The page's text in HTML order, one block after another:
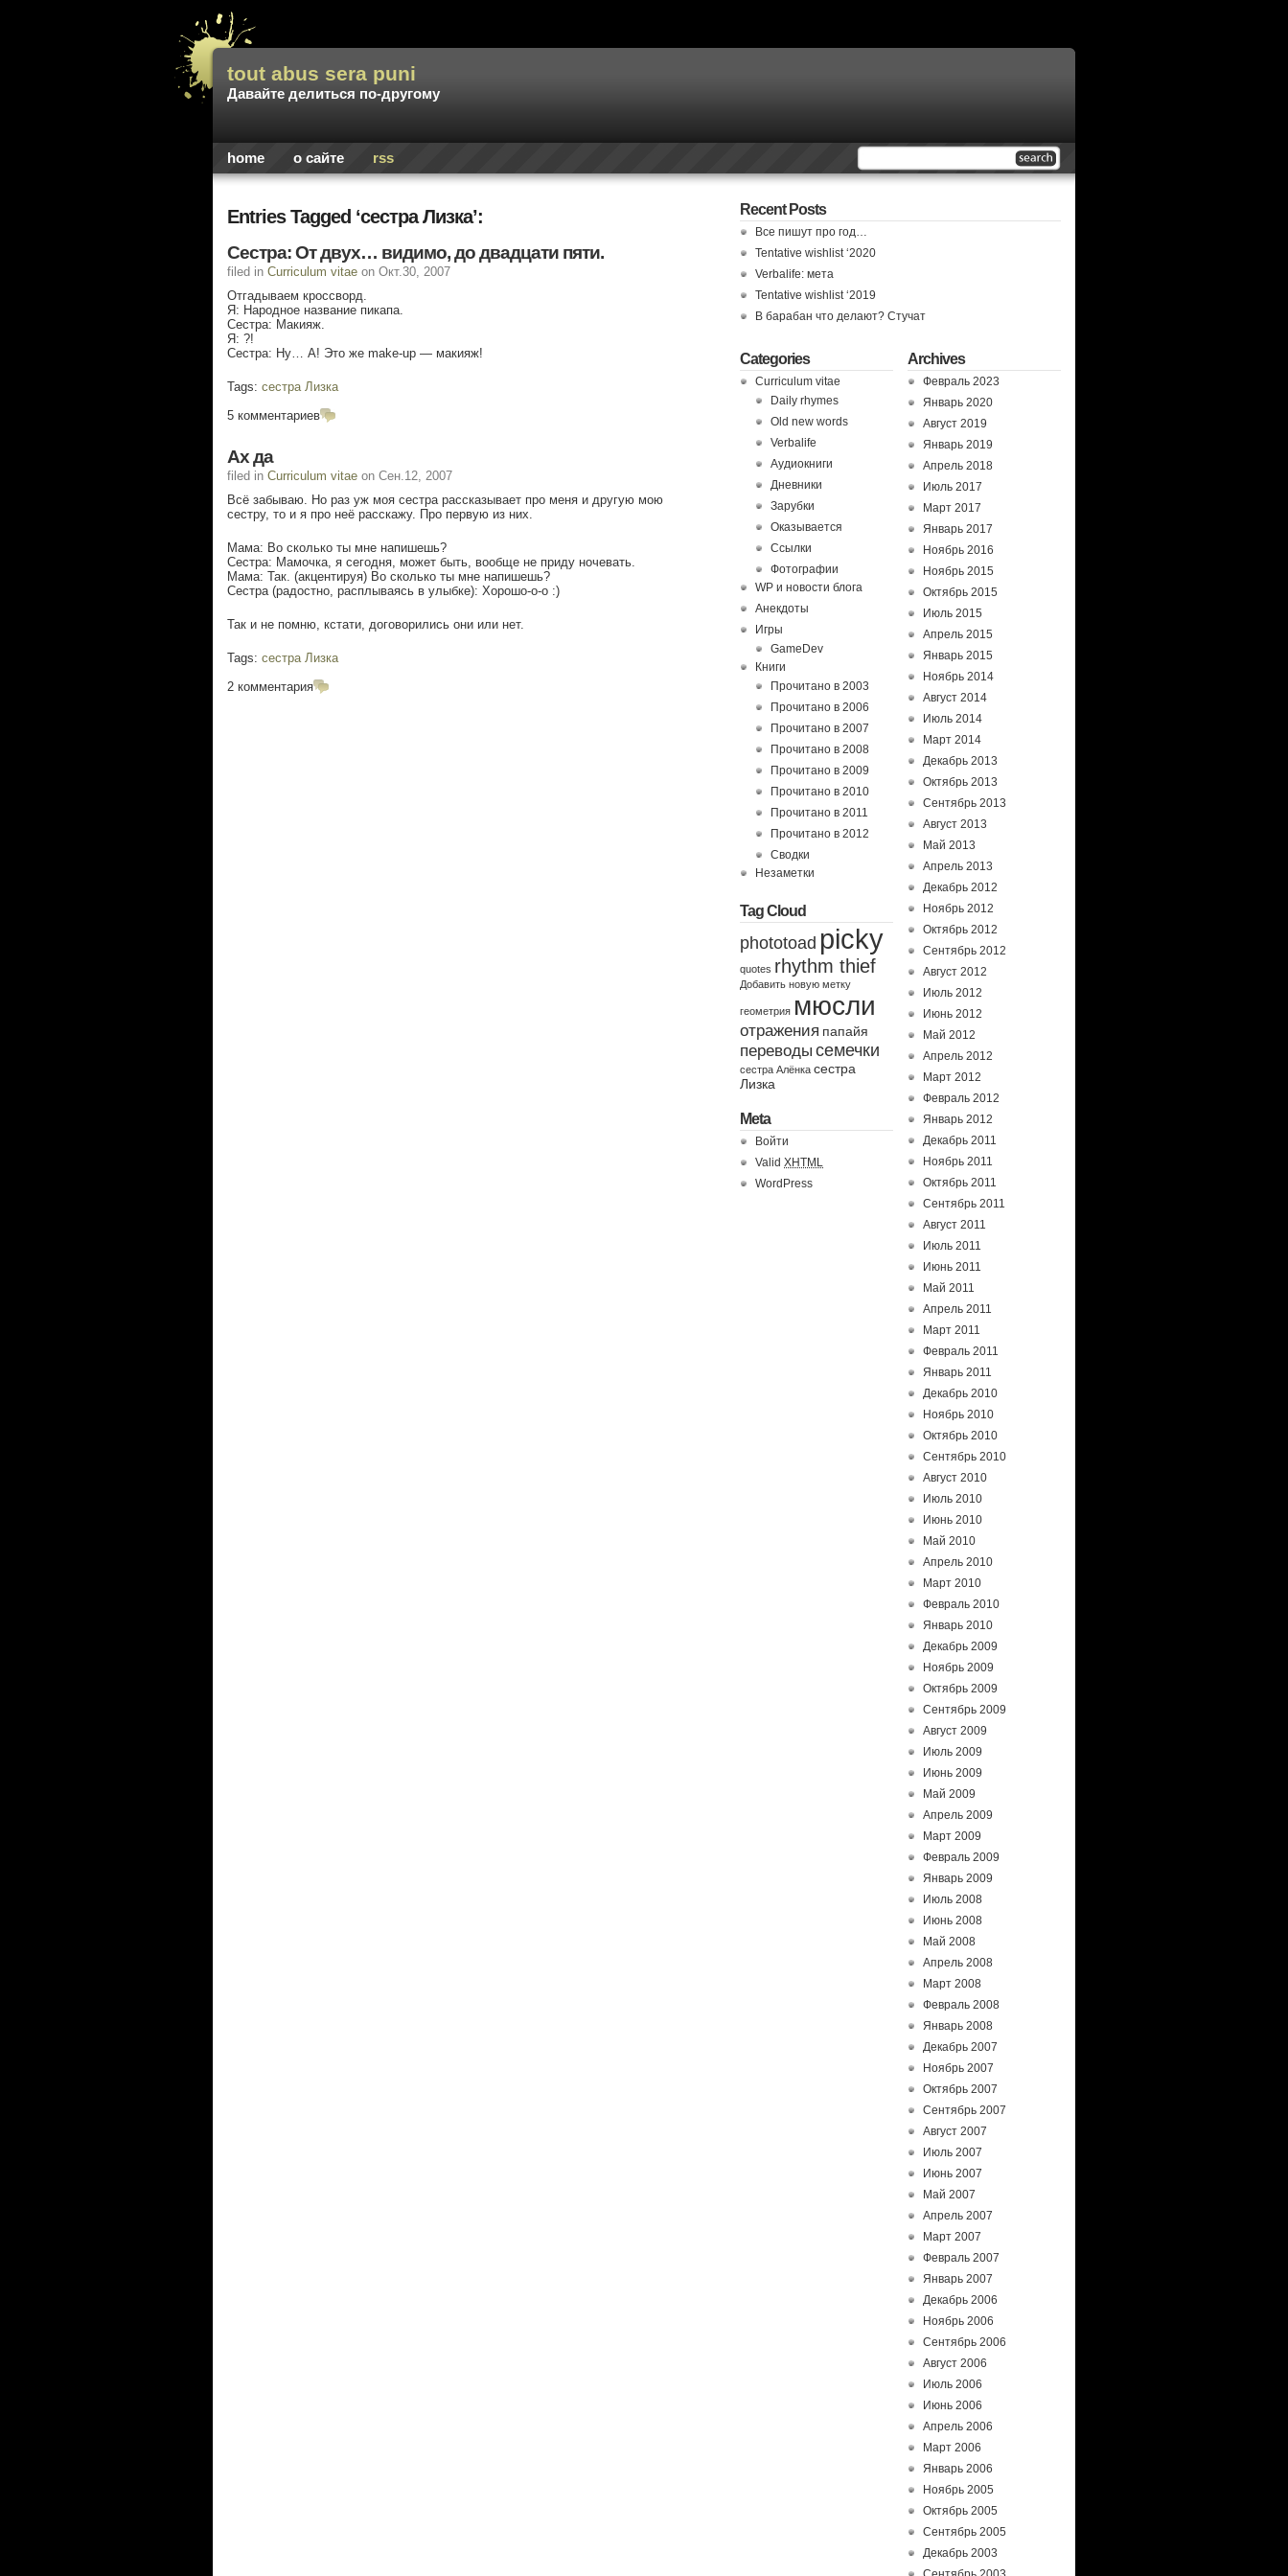
tout abus sera puni
Давайте делиться по-другому
home о сайте rss
Entries Tagged ‘сестра Лизка’:
Сестра: От двух… видимо, до двадцати пяти.
filed in Curriculum vitae on Окт.30, 2007
Отгадываем кроссворд.
Я: Народное название пикапа.
Сестра: Макияж.
Я: ?!
Сестра: Ну… А! Это же make-up — макияж!
Tags: сестра Лизка
5 комментариев
Ах да
filed in Curriculum vitae on Сен.12, 2007
Всё забываю. Но раз уж моя сестра рассказывает про меня и другую мою
сестру, то и я про неё расскажу. Про первую из них.
Мама: Во сколько ты мне напишешь?
Сестра: Мамочка, я сегодня, может быть, вообще не приду ночевать.
Мама: Так. (акцентируя) Во сколько ты мне напишешь?
Сестра (радостно, расплываясь в улыбке): Хорошо-о-о :)
Так и не помню, кстати, договорились они или нет.
Tags: сестра Лизка
2 комментария
Recent Posts
Все пишут про год…
Tentative wishlist ‘2020
Verbalife: мета
Tentative wishlist ‘2019
В барабан что делают? Стучат
Categories
Curriculum vitae
Daily rhymes
Old new words
Verbalife
Аудиокниги
Дневники
Зарубки
Оказывается
Ссылки
Фотографии
WP и новости блога
Анекдоты
Игры
GameDev
Книги
Прочитано в 2003
Прочитано в 2006
Прочитано в 2007
Прочитано в 2008
Прочитано в 2009
Прочитано в 2010
Прочитано в 2011
Прочитано в 2012
Сводки
Незаметки
Tag Cloud
phototoad picky
quotes rhythm thief
Добавить новую метку
геометрия мюсли
отражения папайя
переводы семечки
сестра Алёнка сестра
Лизка
Meta
Войти
Valid XHTML
WordPress
Archives
Февраль 2023
Январь 2020
Август 2019
Январь 2019
Апрель 2018
Июль 2017
Март 2017
Январь 2017
Ноябрь 2016
Ноябрь 2015
Октябрь 2015
Июль 2015
Апрель 2015
Январь 2015
Ноябрь 2014
Август 2014
Июль 2014
Март 2014
Декабрь 2013
Октябрь 2013
Сентябрь 2013
Август 2013
Май 2013
Апрель 2013
Декабрь 2012
Ноябрь 2012
Октябрь 2012
Сентябрь 2012
Август 2012
Июль 2012
Июнь 2012
Май 2012
Апрель 2012
Март 2012
Февраль 2012
Январь 2012
Декабрь 2011
Ноябрь 2011
Октябрь 2011
Сентябрь 2011
Август 2011
Июль 2011
Июнь 2011
Май 2011
Апрель 2011
Март 2011
Февраль 2011
Январь 2011
Декабрь 2010
Ноябрь 2010
Октябрь 2010
Сентябрь 2010
Август 2010
Июль 2010
Июнь 2010
Май 2010
Апрель 2010
Март 2010
Февраль 2010
Январь 2010
Декабрь 2009
Ноябрь 2009
Октябрь 2009
Сентябрь 2009
Август 2009
Июль 2009
Июнь 2009
Май 2009
Апрель 2009
Март 2009
Февраль 2009
Январь 2009
Июль 2008
Июнь 2008
Май 2008
Апрель 2008
Март 2008
Февраль 2008
Январь 2008
Декабрь 2007
Ноябрь 2007
Октябрь 2007
Сентябрь 2007
Август 2007
Июль 2007
Июнь 2007
Май 2007
Апрель 2007
Март 2007
Февраль 2007
Январь 2007
Декабрь 2006
Ноябрь 2006
Сентябрь 2006
Август 2006
Июль 2006
Июнь 2006
Апрель 2006
Март 2006
Январь 2006
Ноябрь 2005
Октябрь 2005
Сентябрь 2005
Декабрь 2003